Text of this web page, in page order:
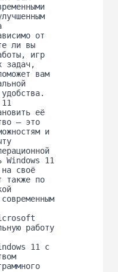
от
ли вы
игр
задач,
вам
её
— это
и
Windows 11
своё
также по
работу
11 с